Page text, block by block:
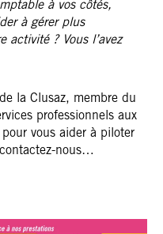
à vos côtés,
à gérer plus
activité ? Vous l’avez
la Clusaz, membre du
professionnels aux
vous aider à piloter
nous…